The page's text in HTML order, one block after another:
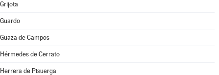
Grijota
Guardo
Guaza de Campos
Hérmedes de Cerrato
Herrera de Pisuerga